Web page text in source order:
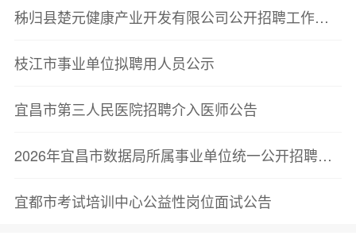
秭归县楚元健康产业开发有限公司公开招聘工作人员笔试成绩公告
枝江市事业单位拟聘用人员公示
宜昌市第三人民医院招聘介入医师公告
2026年宜昌市数据局所属事业单位统一公开招聘工作人员拟聘用人员公示公告
宜都市考试培训中心公益性岗位面试公告